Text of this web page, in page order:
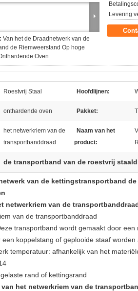
Van het de Draadnetwerk van de
de Riemweerstand Op hoge
Oven
Levering
Roestvrij Staal Hoofdlijnen:
onthardende oven Pakket:
het netwerkriem van de
transportbanddraad
Naam van het
product:
de transportband van de roestvrij
van de kettingstransportband
netwerkriem van de
van de transportbanddraad
transportband wordt gemaakt door
koppelstang of geplooide staaf worden
temperatuur: afhankelijk van het
rand of kettingsrand
het netwerkriem van de